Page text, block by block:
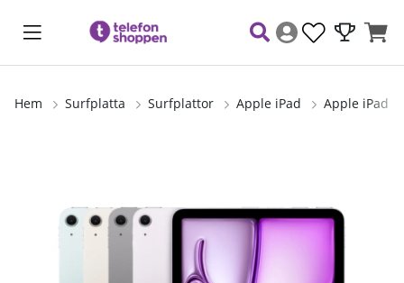
Hem Surfplatta Surfplattor Apple iPad Apple iPad